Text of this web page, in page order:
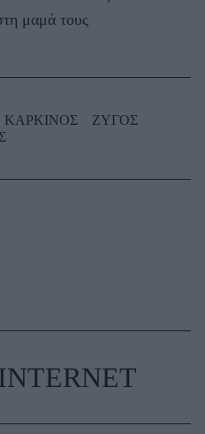
μαμά τους
ΚΑΡΚΙΝΟΣ
ΖΥΓΟΣ